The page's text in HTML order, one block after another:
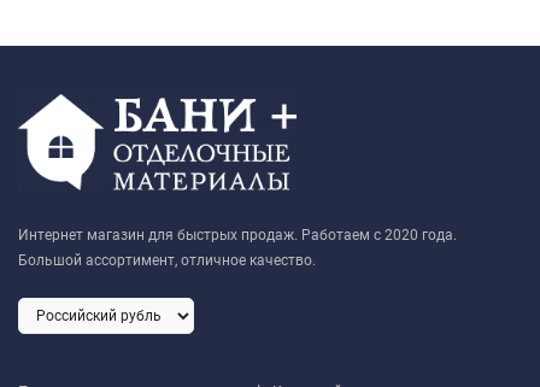
Интернет магазин для быстрых продаж. Работаем с 2020 года.
Большой ассортимент, отличное качество.